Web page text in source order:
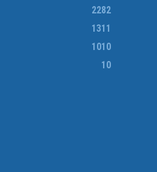
2282
1311
1010
10